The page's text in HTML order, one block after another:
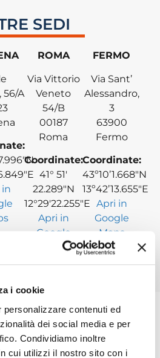
i cookie
contenuti ed
dei social media e per
Condividiamo inoltre
cui utilizzi il nostro sito con i
SEDI
56/A
in
ROMA
Via Vittorio
Veneto
54/B
00187
Roma
Coordinate:
41° 51′
22.289″N
12°29′22.255″E
Apri in
Google
Maps
FERMO
Via Sant’
Alessandro,
3
63900
Fermo
Coordinate:
43º10’1.668″N
13º42’13.655″E
Apri in
Google
Maps